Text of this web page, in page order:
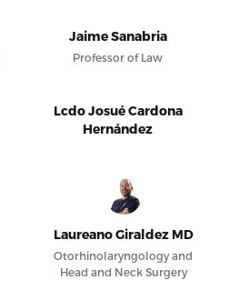
Jaime Sanabria
Professor of Law
Lcdo Josué Cardona
Hernández
Laureano Giraldez MD
Otorhinolaryngology and
Head and Neck Surgery